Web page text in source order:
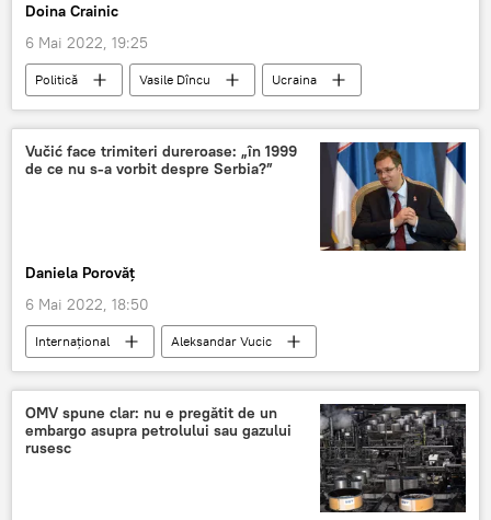
Doina Crainic
6 Mai 2022, 19:25
Politică Vasile Dîncu
Ucraina
Situatia din Ucraina
Români
Vučić face trimiteri dureroase: „în 1999
de ce nu s-a vorbit despre Serbia?”
Daniela Porovăț
6 Mai 2022, 18:50
Internaţional
Aleksandar Vucic
Serbia
Kosovo
Bosnia și Herțegovina
OMV spune clar: nu e pregătit de un
embargo asupra petrolului sau gazului
rusesc